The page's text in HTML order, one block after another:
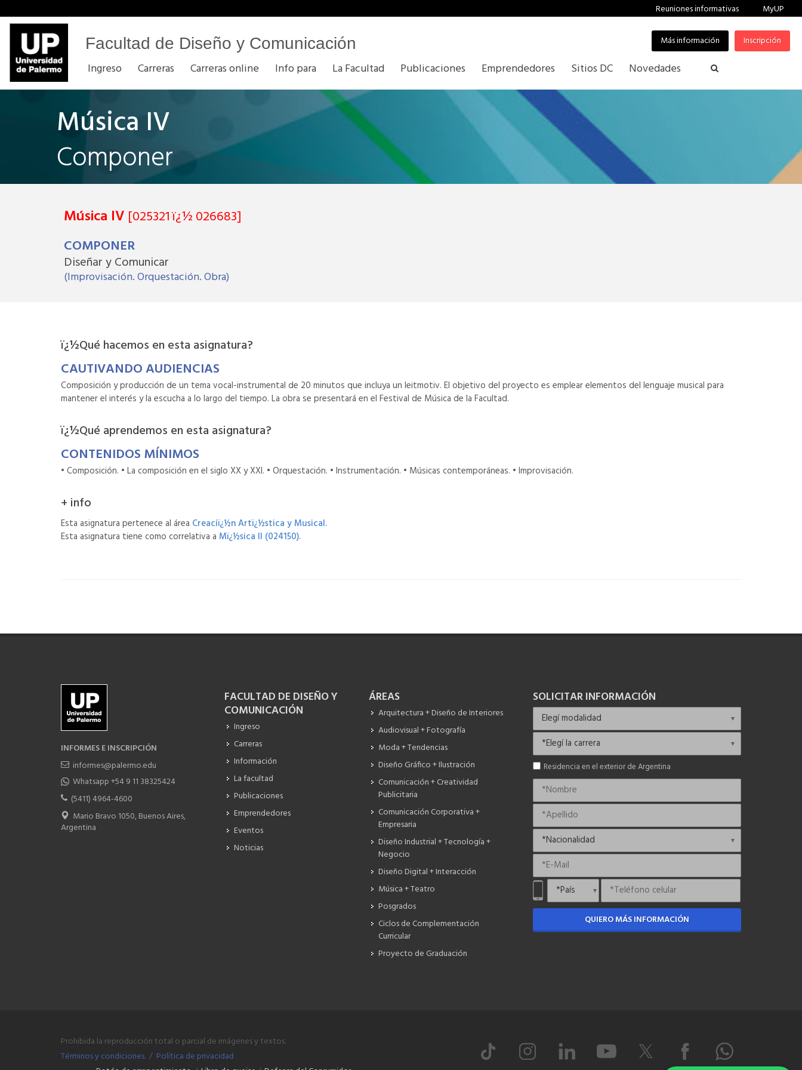
Reuniones informativas MyUP
Facultad de Diseño y Comunicación Inscripción
Más información
Ingreso Carreras Carreras online Info para La Facultad Publicaciones Emprendedores Sitios DC Novedades
Música IV
Componer
Música IV [025321 ï¿½ 026683]
COMPONER
Diseñar y Comunicar
(Improvisación. Orquestación. Obra)
ï¿½Qué hacemos en esta asignatura?
CAUTIVANDO AUDIENCIAS
Composición y producción de un tema vocal-instrumental de 20 minutos que incluya un leitmotiv. El objetivo del proyecto es emplear elementos del lenguaje musical para
mantener el interés y la escucha a lo largo del tiempo. La obra se presentará en el Festival de Música de la Facultad.
ï¿½Qué aprendemos en esta asignatura?
CONTENIDOS MÍNIMOS
• Composición. • La composición en el siglo XX y XXI. • Orquestación. • Instrumentación. • Músicas contemporáneas. • Improvisación.
+ info
Esta asignatura pertenece al área Creaciï¿½n Artï¿½stica y Musical.
Esta asignatura tiene como correlativa a Mï¿½sica II (024150).
INFORMES E INSCRIPCIÓN
informes@palermo.edu
Whatsapp +54 9 11 38325424
(5411) 4964-4600
Mario Bravo 1050, Buenos Aires,
Argentina
FACULTAD DE DISEÑO Y
COMUNICACIÓN
Ingreso
Carreras
Información
La facultad
Publicaciones
Emprendedores
Eventos
Noticias
ÁREAS
Arquitectura + Diseño de Interiores
Audiovisual + Fotografía
Moda + Tendencias
Diseño Gráfico + Ilustración
Comunicación + Creatividad
Publicitaria
Comunicación Corporativa +
Empresaria
Diseño Industrial + Tecnología +
Negocio
Diseño Digital + Interacción
Música + Teatro
Posgrados
Ciclos de Complementación
Curricular
Proyecto de Graduación
SOLICITAR INFORMACIÓN
Residencia en el exterior de Argentina
QUIERO MÁS INFORMACIÓN
Prohibida la reproducción total o parcial de imágenes y textos.
Términos y condiciones. / Política de privacidad